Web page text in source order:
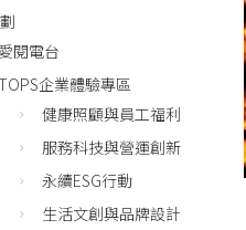
愛閱電台
TOPS企業體驗專區
健康照顧與員工福利
服務科技與營運創新
永續ESG行動
生活文創與品牌設計